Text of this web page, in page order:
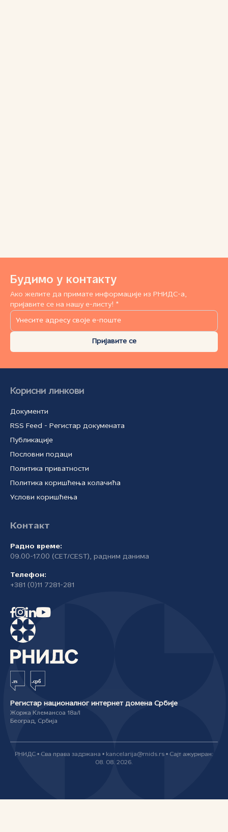
Будимо у контакту
Ако желите да примате информације из РНИДС-а,
пријавите се на нашу е-листу! *
Пријавите се
Корисни линкови
Документи
RSS Feed - Регистар докумената
Публикације
Пословни подаци
Политика приватности
Политика коришћења колачића
Услови коришћења
Контакт
Радно време:
09.00-17.00 (CET/CEST), радним данима
Телефон:
+381 (0)11 7281-281
Регистар националног интернет домена Србије
Жоржа Клемансоа 18а/I
Београд, Србија
РНИДС • Сва права задржана • kancelarija@rnids.rs • Сајт ажуриран:
08. 08. 2026.